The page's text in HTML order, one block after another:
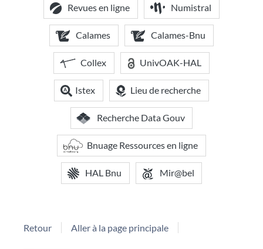
Revues en ligne Numistral
Calames Calames-Bnu
Collex UnivOAK-HAL
Istex Lieu de recherche
Recherche Data Gouv
Bnuage Ressources en ligne
HAL Bnu Mir@bel
Retour Aller à la page principale